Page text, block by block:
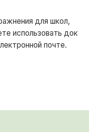
для школ,
использовать док
почте.